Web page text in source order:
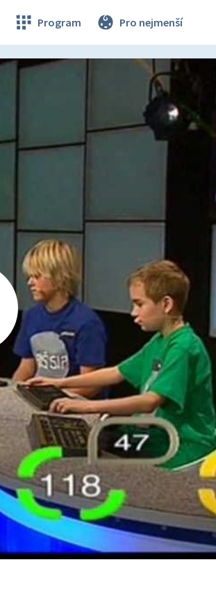
Program Pro nejmenší